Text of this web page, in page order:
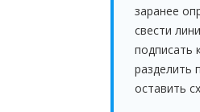
заранее
свести
подписать
разделить
оставить